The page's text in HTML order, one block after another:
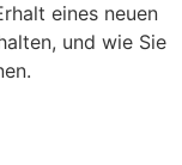
eines neuen
und wie Sie